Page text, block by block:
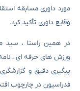
مورد داوری مسابقه
وقایع داوری تأکید کرد.
در همین راستا ، سید
ورزش های حرفه ای ،
پیگیری دقیق و
فدراسیون در چارچوب